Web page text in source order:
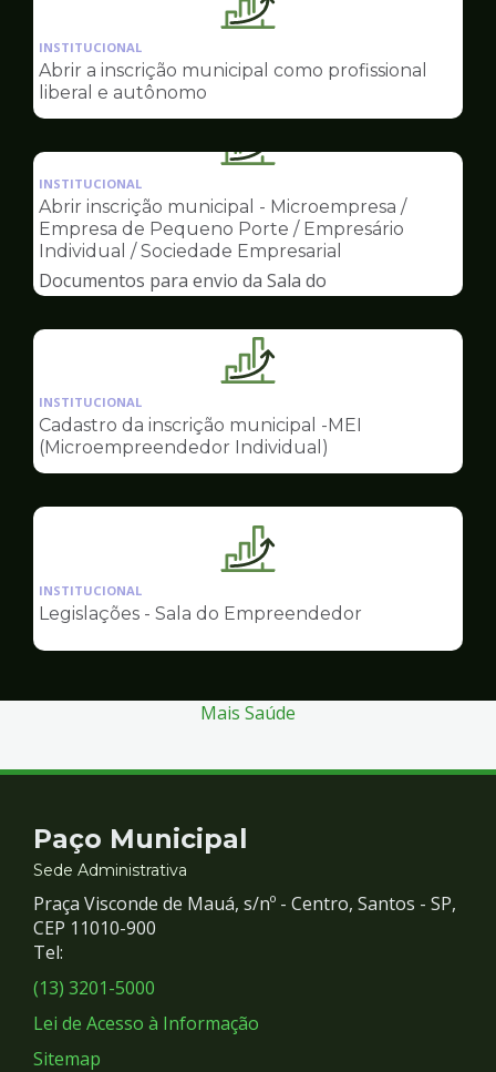
Ilustração
pagina
Sala
Empreendedor
INSTITUCIONAL
Abrir a inscrição municipal como profissional
liberal e autônomo
Ilustração
pagina
de
Sala
do
Empreendedor
INSTITUCIONAL
Abrir inscrição municipal - Microempresa /
Empresa de Pequeno Porte / Empresário
Individual / Sociedade Empresarial
Documentos para envio da Sala do
Ilustração
pagina
de
Sala
INSTITUCIONAL
Cadastro da inscrição municipal -MEI
(Microempreendedor Individual)
Ilustração
pagina
Sala
Empreendedor
INSTITUCIONAL
Legislações - Sala do Empreendedor
Mais Saúde
Contato
e
Redes
Sociais
Paço Municipal
Sede Administrativa
Praça Visconde de Mauá, s/nº - Centro, Santos - SP,
CEP 11010-900
Tel:
(13) 3201-5000
Lei de Acesso à Informação
Sitemap